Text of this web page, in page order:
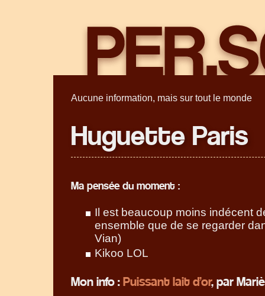
Aucune information, mais sur tout le monde
Huguette Paris
Ma pensée du moment :
Il est beaucoup moins indécent
ensemble que de se regarder
Vian)
Kikoo LOL
Mon info :Puissant lait d’or, par